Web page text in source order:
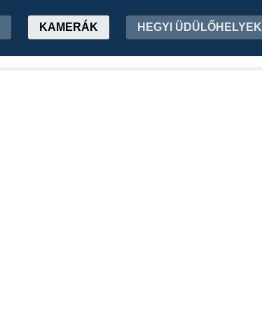
KAMERÁK HEGYI ÜDÜLŐHELYEK